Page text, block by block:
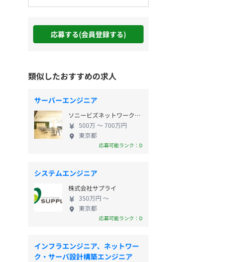
応募する(会員登録する)
類似したおすすめの求人
サーバーエンジニア
ソニービズネットワークス株式会社
500万 〜 700万円
東京都
応募可能ランク：D
システムエンジニア
株式会社サプライ
350万円 〜
東京都
応募可能ランク：D
インフラエンジニア、ネットワー
ク・サーバ設計構築エンジニア